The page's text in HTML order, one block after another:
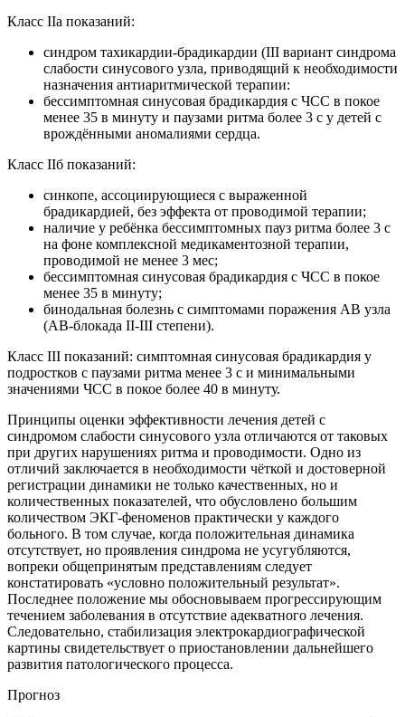
Класс IIа показаний:
синдром тахикардии-брадикардии (III вариант синдрома
слабости синусового узла, приводящий к необходимости
назначения антиаритмической терапии:
бессимптомная синусовая брадикардия с ЧСС в покое
менее 35 в минуту и паузами ритма более 3 с у детей с
врождёнными аномалиями сердца.
Класс IIб показаний:
синкопе, ассоциирующиеся с выраженной
брадикардией, без эффекта от проводимой терапии;
наличие у ребёнка бессимптомных пауз ритма более 3 с
на фоне комплексной медикаментозной терапии,
проводимой не менее 3 мес;
бессимптомная синусовая брадикардия с ЧСС в покое
менее 35 в минуту;
бинодальная болезнь с симптомами поражения АВ узла
(АВ-блокада II-III степени).
Класс III показаний: симптомная синусовая брадикардия у
подростков с паузами ритма менее 3 с и минимальными
значениями ЧСС в покое более 40 в минуту.
Принципы оценки эффективности лечения детей с
синдромом слабости синусового узла отличаются от таковых
при других нарушениях ритма и проводимости. Одно из
отличий заключается в необходимости чёткой и достоверной
регистрации динамики не только качественных, но и
количественных показателей, что обусловлено большим
количеством ЭКГ-феноменов практически у каждого
больного. В том случае, когда положительная динамика
отсутствует, но проявления синдрома не усугубляются,
вопреки общепринятым представлениям следует
констатировать «условно положительный результат».
Последнее положение мы обосновываем прогрессирующим
течением заболевания в отсутствие адекватного лечения.
Следовательно, стабилизация электрокардиографической
картины свидетельствует о приостановлении дальнейшего
развития патологического процесса.
Прогноз